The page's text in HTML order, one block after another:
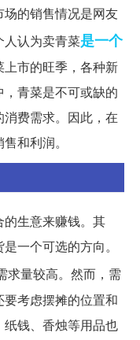
的销售情况是网友
人认为卖青菜是一个
市的旺季，各种新
青菜是不可或缺的
费需求。因此，在
和利润。
生意来赚钱。其
一个可选的方向。
求量较高。然而，需
考虑摆摊的位置和
钱、香烛等用品也